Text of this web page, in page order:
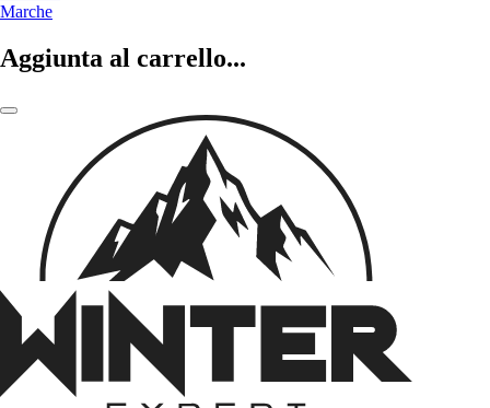
Marche
Aggiunta al carrello...